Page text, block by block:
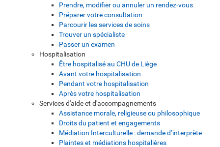
Prendre, modifier ou annuler un rendez-vous
Préparer votre consultation
Parcourir les services de soins
Trouver un spécialiste
Passer un examen
Hospitalisation
Être hospitalisé au CHU de Liège
Avant votre hospitalisation
Pendant votre hospitalisation
Après votre hospitalisation
Services d'aide et d'accompagnements
Assistance morale, religieuse ou philosophique
Droits du patient et engagements
Médiation Interculturelle : demande d’interprète
Plaintes et médiations hospitalières